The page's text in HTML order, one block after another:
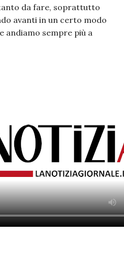
da fare, soprattutto
avanti in un certo modo
andiamo sempre più a